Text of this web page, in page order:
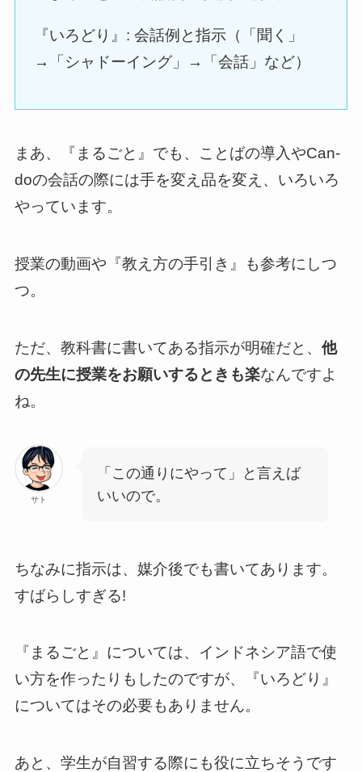
『いろどり』: 会話例と指示（「聞く」
→「シャドーイング」→「会話」など）
まあ、『まるごと』でも、ことばの導入やCan-
doの会話の際には手を変え品を変え、いろいろ
やっています。
授業の動画や『教え方の手引き』も参考にしつ
つ。
ただ、教科書に書いてある指示が明確だと、 他
の先生に授業をお願いするときも楽なんですよ
ね。
サト
「この通りにやって」と言えば
いいので。
ちなみに指示は、媒介後でも書いてあります。
すばらしすぎる!
『まるごと』については、インドネシア語で使
い方を作ったりもしたのですが、『いろどり』
についてはその必要もありません。
あと、学生が自習する際にも役に立ちそうです